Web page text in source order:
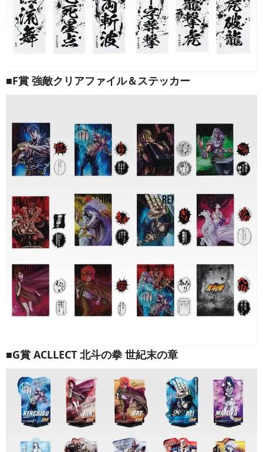
■F賞 強敵クリアファイル＆ステッカー
■G賞 ACLLECT 北斗の拳 世紀末の章